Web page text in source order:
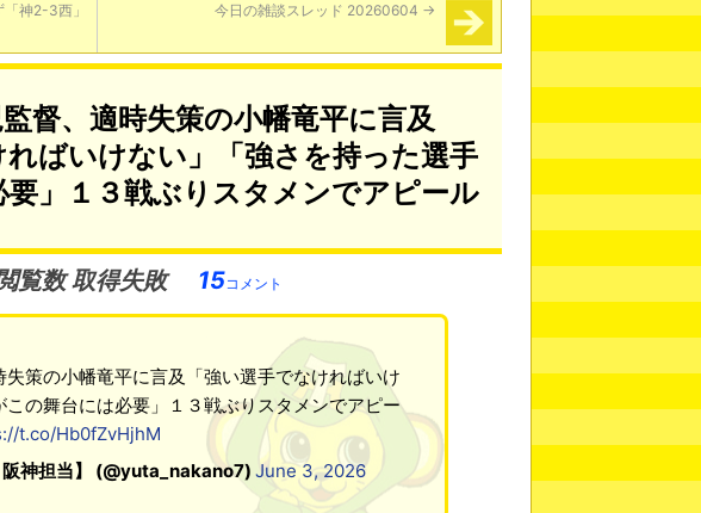
神2-3西」 今日の雑談スレッド 20260604 →
監督、適時失策の小幡竜平に言及
ればいけない」「強さを持った選手
」１３戦ぶりスタメンでアピール
覧数 取得失敗 15コメント
失策の小幡竜平に言及「強い選手でなければいけ
の舞台には必要」１３戦ぶりスタメンでアピー
t.co/Hb0fZvHjhM
神担当】 (@yuta_nakano7) June 3, 2026